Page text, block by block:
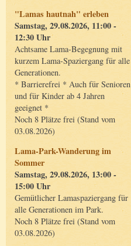
"Lamas hautnah" erleben
Samstag, 29.08.2026, 11:00 -
12:30 Uhr
Achtsame Lama-Begegnung mit
kurzem Lama-Spaziergang für alle
Generationen.
* Barrierefrei * Auch für Senioren
und für Kinder ab 4 Jahren
geeignet *
Noch 8 Plätze frei (Stand vom
03.08.2026)
Lama-Park-Wanderung im
Sommer
Samstag, 29.08.2026, 13:00 -
15:00 Uhr
Gemütlicher Lamaspaziergang für
alle Generationen im Park.
Noch 8 Plätze frei (Stand vom
03.08.2026)